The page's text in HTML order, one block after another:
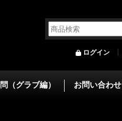
ログイン
（グラブ編） お問い合わせ